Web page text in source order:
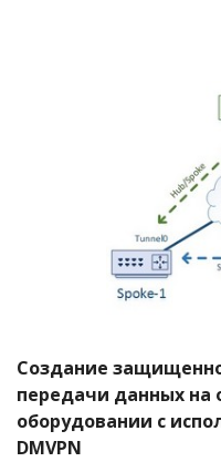
Создание
передачи данных на
оборудовании с
DMVPN